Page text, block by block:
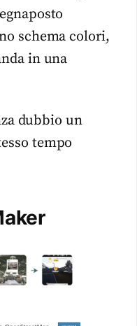
schema colori,
in una
dubbio un
tempo